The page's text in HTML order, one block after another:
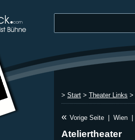
> Start > Theater Links >
« Vorige Seite Wien
Ateliertheater